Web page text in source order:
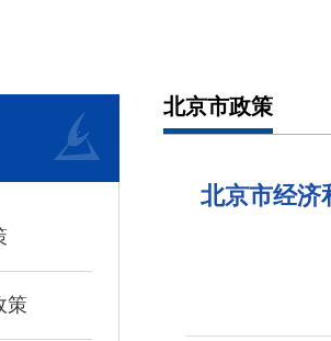
策
北京市政策
北京市经济